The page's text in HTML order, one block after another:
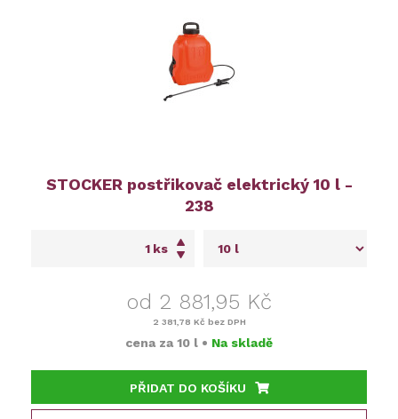
STOCKER postřikovač elektrický 10 l -
238
ks
od 2 881,95 Kč
2 381,78 Kč bez DPH
cena za 10 l • Na skladě
PŘIDAT DO KOŠÍKU